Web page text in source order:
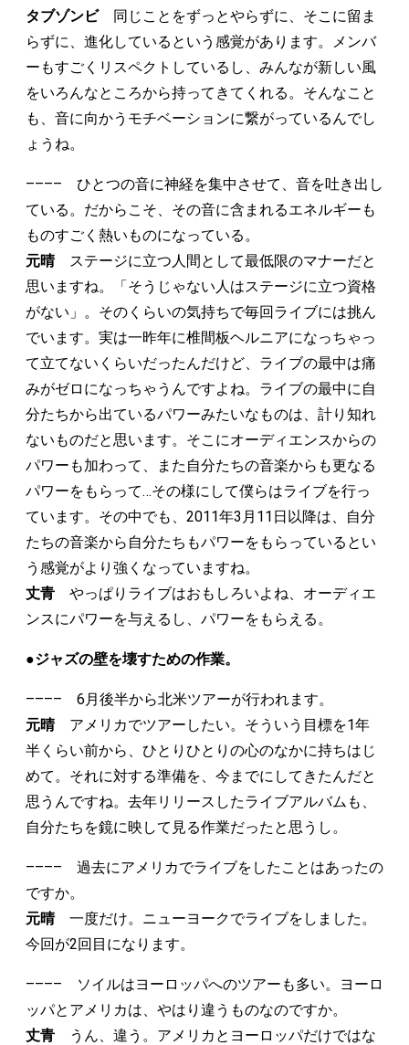
タブゾンビ同じことをずっとやらずに、そこに留ま
らずに、進化しているという感覚があります。メンバ
ーもすごくリスペクトしているし、みんなが新しい風
をいろんなところから持ってきてくれる。そんなこと
も、音に向かうモチベーションに繋がっているんでし
ょうね。
–––– ひとつの音に神経を集中させて、音を吐き出し
ている。だからこそ、その音に含まれるエネルギーも
ものすごく熱いものになっている。
元晴ステージに立つ人間として最低限のマナーだと
思いますね。「そうじゃない人はステージに立つ資格
がない」。そのくらいの気持ちで毎回ライブには挑ん
でいます。実は一昨年に椎間板ヘルニアになっちゃっ
て立てないくらいだったんだけど、ライブの最中は痛
みがゼロになっちゃうんですよね。ライブの最中に自
分たちから出ているパワーみたいなものは、計り知れ
ないものだと思います。そこにオーディエンスからの
パワーも加わって、また自分たちの音楽からも更なる
パワーをもらって…その様にして僕らはライブを行っ
ています。その中でも、2011年3月11日以降は、自分
たちの音楽から自分たちもパワーをもらっているとい
う感覚がより強くなっていますね。
丈青 やっぱりライブはおもしろいよね、オーディエ
ンスにパワーを与えるし、パワーをもらえる。
●ジャズの壁を壊すための作業。
–––– 6月後半から北米ツアーが行われます。
元晴アメリカでツアーしたい。そういう目標を1年
半くらい前から、ひとりひとりの心のなかに持ちはじ
めて。それに対する準備を、今までにしてきたんだと
思うんですね。去年リリースしたライブアルバムも、
自分たちを鏡に映して見る作業だったと思うし。
–––– 過去にアメリカでライブをしたことはあったの
ですか。
元晴一度だけ。ニューヨークでライブをしました。
今回が2回目になります。
–––– ソイルはヨーロッパへのツアーも多い。ヨーロ
ッパとアメリカは、やはり違うものなのですか。
丈青 うん、違う。アメリカとヨーロッパだけではな